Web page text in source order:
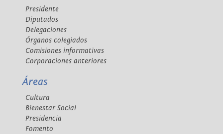
Presidente
Diputados
Delegaciones
Órganos colegiados
Comisiones informativas
Corporaciones anteriores
Áreas
Cultura
Bienestar Social
Presidencia
Fomento